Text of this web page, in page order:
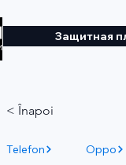
Защитная
< Înapoi
Telefon Oppo